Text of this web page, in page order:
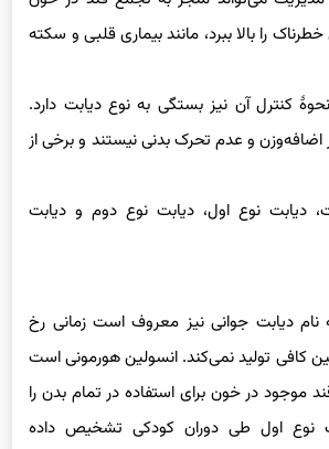
را بالا ببرد، مانند بیماری قلبی و سکته
کنترل آن نیز بستگی به نوع دیابت دارد.
و عدم تحرک بدنی نیستند و برخی از
دیابت نوع اول، دیابت نوع دوم و دیابت
نام دیابت جوانی نیز معروف است زمانی رخ
کافی تولید نمی‌کند. انسولین هورمونی است
موجود در خون برای استفاده در تمام بدن را
نوع اول طی دوران کودکی تشخیص داده